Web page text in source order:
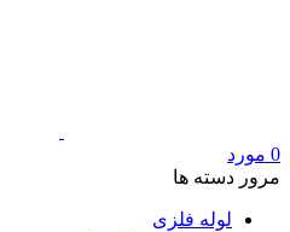
0 مورد
مرور دسته ها
لوله فلزی